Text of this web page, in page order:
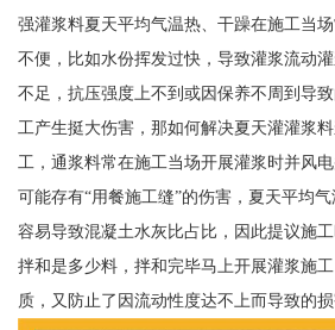
强灌浆料夏天平均气温热、干躁在施工当
不便，比如水份挥发过快，导致灌浆流动
不足，抗压强度上不到或因保养不周到导
工产生挺大伤害，那如何解决夏天灌灌浆
工，通浆料常在施工当场开展灌浆时并风
可能存有“用餐施工缝”的伤害，夏天平均
容易导致混凝土水灰比占比，因此提议施
拌和是多少料，拌和完毕马上开展灌浆施
质，又防止了因流动性度达不上而导致的损